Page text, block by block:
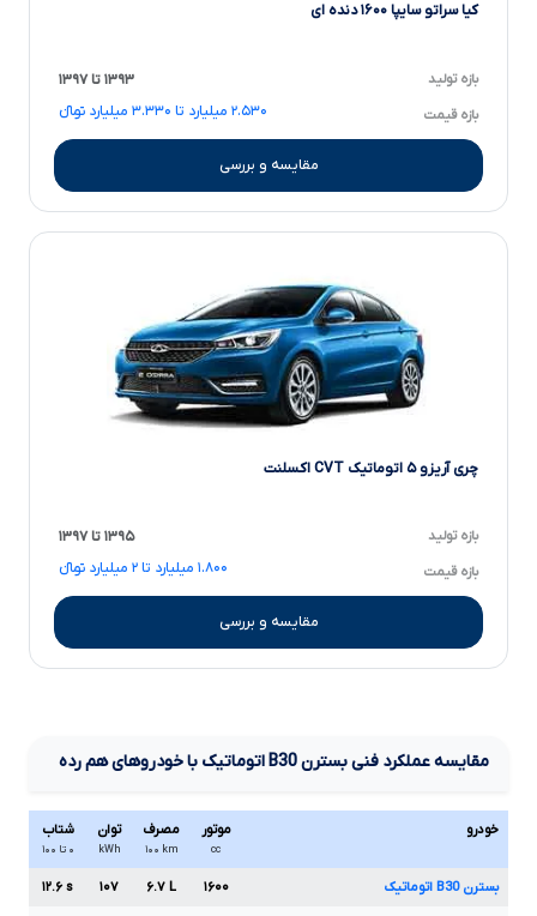
کیا سراتو سایپا ۱۶۰۰ دنده ای
بازه تولید ۱۳۹۳ تا ۱۳۹۷
بازه قیمت ۲.۵۳۰ میلیارد تا ۳.۳۳۰ میلیارد تومانءءء
مقایسه و بررسی
چری آریزو ۵ اتوماتیک CVT اکسلنت
بازه تولید ۱۳۹۵ تا ۱۳۹۷
بازه قیمت ۱.۸۰۰ میلیارد تا ۲ میلیارد تومانءءء
مقایسه و بررسی
مقایسه عملکرد فنیبسترنB30اتوماتیک با خودروهای هم رده
خودرو موتور
cc
مصرف
km ۱۰۰
توان
kWh
شتاب
۰ تا ۱۰۰
بسترنB30 اتوماتیک ۱۶۰۰ L ۶.۷ ۱۰۷ s ۱۲.۶